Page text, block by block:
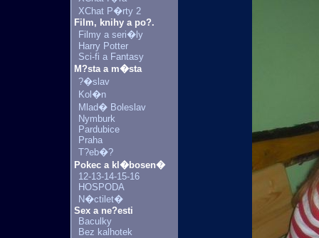
XChat P�rty 2
Film, knihy a po?.
Filmy a seri�ly
Harry Potter
Sci-fi a Fantasy
M?sta a m�sta
?�slav
Kol�n
Mlad� Boleslav
Nymburk
Pardubice
Praha
T?eb�?
Pokec a kl�bosen�
12-13-14-15-16
HOSPODA
N�ctilet�
Sex a ne?esti
Baculky
Bez kalhotek